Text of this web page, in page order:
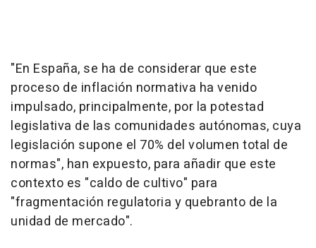
"En España, se ha de considerar que este
proceso de inflación normativa ha venido
impulsado, principalmente, por la potestad
legislativa de las comunidades autónomas, cuya
legislación supone el 70% del volumen total de
normas", han expuesto, para añadir que este
contexto es "caldo de cultivo" para
"fragmentación regulatoria y quebranto de la
unidad de mercado".